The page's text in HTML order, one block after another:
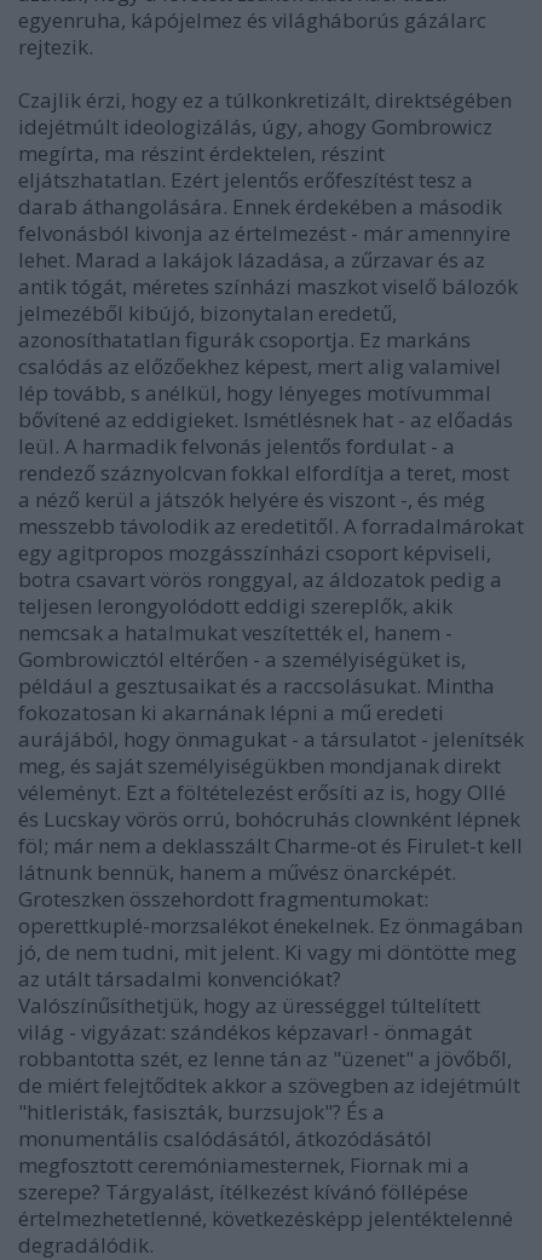
egyenruha, kápójelmez és világháborús gázálarc
rejtezik.
Czajlik érzi, hogy ez a túlkonkretizált, direktségében
idejétmúlt ideologizálás, úgy, ahogy Gombrowicz
megírta, ma részint érdektelen, részint
eljátszhatatlan. Ezért jelentős erőfeszítést tesz a
darab áthangolására. Ennek érdekében a második
felvonásból kivonja az értelmezést - már amennyire
lehet. Marad a lakájok lázadása, a zűrzavar és az
antik tógát, méretes színházi maszkot viselő bálozók
jelmezéből kibújó, bizonytalan eredetű,
azonosíthatatlan figurák csoportja. Ez markáns
csalódás az előzőekhez képest, mert alig valamivel
lép tovább, s anélkül, hogy lényeges motívummal
bővítené az eddigieket. Ismétlésnek hat - az előadás
leül. A harmadik felvonás jelentős fordulat - a
rendező száznyolcvan fokkal elfordítja a teret, most
a néző kerül a játszók helyére és viszont -, és még
messzebb távolodik az eredetitől. A forradalmárokat
egy agitpropos mozgásszínházi csoport képviseli,
botra csavart vörös ronggyal, az áldozatok pedig a
teljesen lerongyolódott eddigi szereplők, akik
nemcsak a hatalmukat veszítették el, hanem -
Gombrowicztól eltérően - a személyiségüket is,
például a gesztusaikat és a raccsolásukat. Mintha
fokozatosan ki akarnának lépni a mű eredeti
aurájából, hogy önmagukat - a társulatot - jelenítsék
meg, és saját személyiségükben mondjanak direkt
véleményt. Ezt a föltételezést erősíti az is, hogy Ollé
és Lucskay vörös orrú, bohócruhás clownként lépnek
föl; már nem a deklasszált Charme-ot és Firulet-t kell
látnunk bennük, hanem a művész önarcképét.
Groteszken összehordott fragmentumokat:
operettkuplé-morzsalékot énekelnek. Ez önmagában
jó, de nem tudni, mit jelent. Ki vagy mi döntötte meg
az utált társadalmi konvenciókat?
Valószínűsíthetjük, hogy az ürességgel túltelített
világ - vigyázat: szándékos képzavar! - önmagát
robbantotta szét, ez lenne tán az "üzenet" a jövőből,
de miért felejtődtek akkor a szövegben az idejétmúlt
"hitleristák, fasiszták, burzsujok"? És a
monumentális csalódásától, átkozódásától
megfosztott ceremóniamesternek, Fiornak mi a
szerepe? Tárgyalást, ítélkezést kívánó föllépése
értelmezhetetlenné, következésképp jelentéktelenné
degradálódik.